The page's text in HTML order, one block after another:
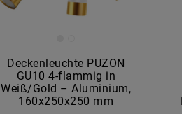
Deckenleuchte PUZON
GU10 4-flammig in
Weiß/Gold – Aluminium,
160x250x250 mm